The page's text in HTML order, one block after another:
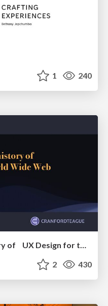
1 240
A brief & incomplete history of UX Design for the World Wide Web: 1989–2019
2 430